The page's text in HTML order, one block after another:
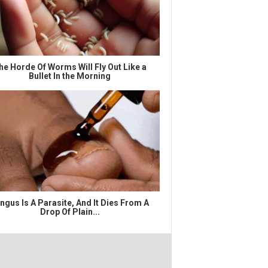
Horde Of Worms Will Fly Out Like a
Bullet In the Morning
Is A Parasite, And It Dies From A
Drop Of Plain...